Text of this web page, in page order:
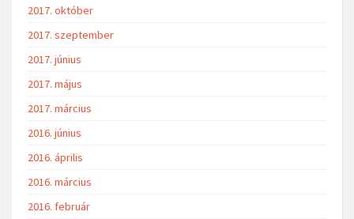
2017. október
2017. szeptember
2017. június
2017. május
2017. március
2016. június
2016. április
2016. március
2016. február